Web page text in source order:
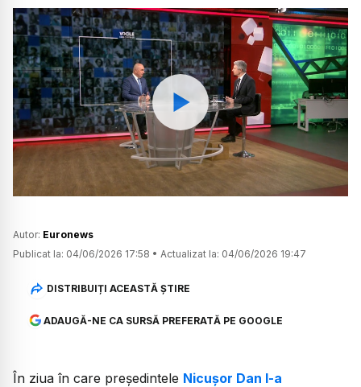
Watch
Autor: Euronews
Publicat la: 04/06/2026 17:58 • Actualizat la: 04/06/2026 19:47
DISTRIBUIȚI ACEASTĂ ȘTIRE
ADAUGĂ-NE CA SURSĂ PREFERATĂ PE GOOGLE
În ziua în care președintele Nicușor Dan l-a